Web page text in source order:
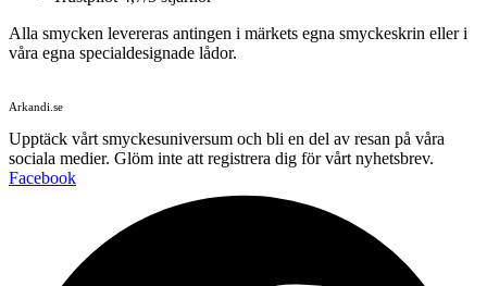
Alla smycken levereras antingen i märkets egna smyckeskrin eller i
våra egna specialdesignade lådor.
Arkandi.se
Upptäck vårt smyckesuniversum och bli en del av resan på våra
sociala medier. Glöm inte att registrera dig för vårt nyhetsbrev.
Facebook